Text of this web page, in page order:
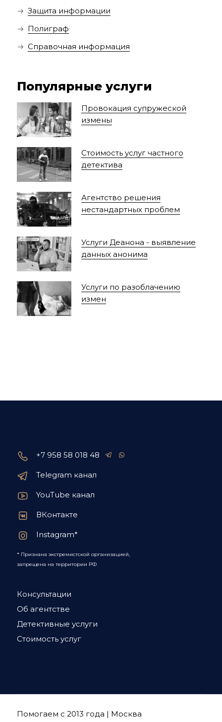
Защита информации
Полиграф
Справочная информация
Популярные услуги
Провокация супружеской
измены
Стоимость услуг частного
детектива
Агентство решения
нестандартных проблем
Услуги Деанона - выявление
данных анонима
Услуги по разоблачению
измен
+7 958 58 018 48
Telegram канал
YouTube канал
ВКонтакте
Instagram*
* Признана экстремистской организацией,
запрещена на территории РФ
Консультации
Об агентстве
Детективные услуги
Стоимость услуг
Помогаем с 2013 года | Москва